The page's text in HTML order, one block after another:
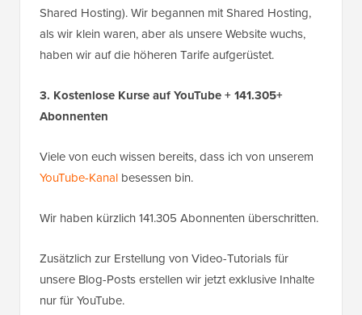
Shared Hosting). Wir begannen mit Shared Hosting,
als wir klein waren, aber als unsere Website wuchs,
haben wir auf die höheren Tarife aufgerüstet.
3. Kostenlose Kurse auf YouTube + 141.305+
Abonnenten
Viele von euch wissen bereits, dass ich von unserem
YouTube-Kanal besessen bin.
Wir haben kürzlich 141.305 Abonnenten überschritten.
Zusätzlich zur Erstellung von Video-Tutorials für
unsere Blog-Posts erstellen wir jetzt exklusive Inhalte
nur für YouTube.